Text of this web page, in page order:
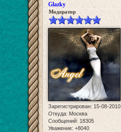
Glazky
Модератор
Зарегистрирован: 15-08-2010
Откуда: Москва
Сообщений: 18305
Уважение: +8040